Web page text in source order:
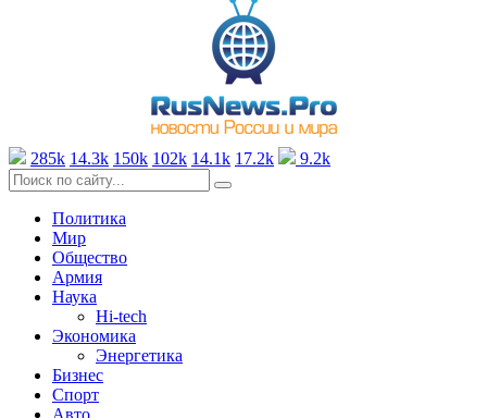
285k 14.3k 150k 102k 14.1k 17.2k 9.2k
Политика
Мир
Общество
Армия
Наука
Hi-tech
Экономика
Энергетика
Бизнес
Спорт
Авто